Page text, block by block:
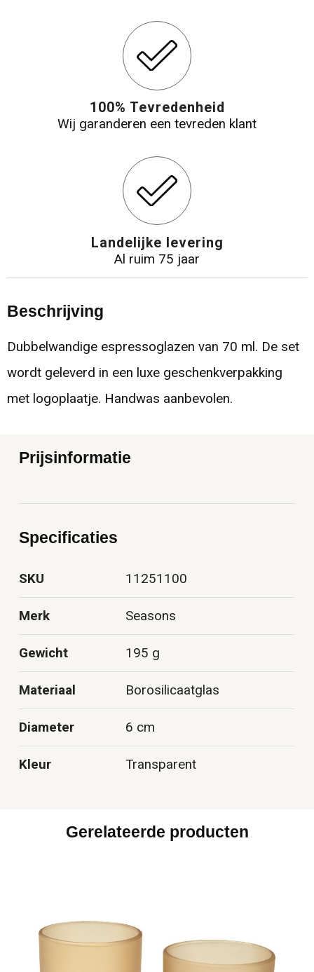
100% Tevredenheid
Wij garanderen een tevreden klant
Landelijke levering
Al ruim 75 jaar
Beschrijving
Dubbelwandige espressoglazen van 70 ml. De set
wordt geleverd in een luxe geschenkverpakking
met logoplaatje. Handwas aanbevolen.
Prijsinformatie
Specificaties
SKU 11251100
Merk Seasons
Gewicht 195 g
Materiaal Borosilicaatglas
Diameter 6 cm
Kleur Transparent
Gerelateerde producten